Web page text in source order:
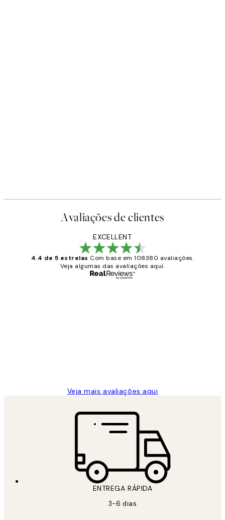
Avaliações de clientes
EXCELLENT
4.4 de 5 estrelas Com base em 108380 avaliações.
Veja algumas das avaliações aqui.
Veja mais avaliações aqui
ENTREGA RÁPIDA
3-6 dias